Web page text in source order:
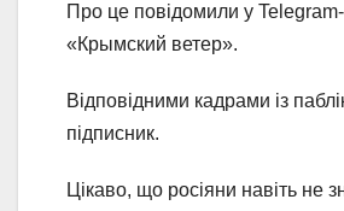
Про це повідомили у Telegram-
«Крымский ветер».
Відповідними кадрами із
підписник.
Цікаво, що росіяни навіть не